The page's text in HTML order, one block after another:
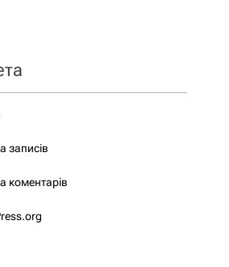
записів
коментарів